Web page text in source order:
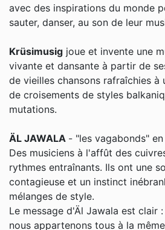
avec des inspirations du monde
sauter, danser, au son de leur
Krüsimusig joue et invente une
vivante et dansante à partir de
de vieilles chansons rafraîchies à
de croisements de styles
mutations.
ÄL JAWALA - "les vagabonds" en
Des musiciens à l'affût des
rythmes entraînants. Ils ont une
contagieuse et un instinct
mélanges de style.
Le message d'Äl Jawala est clair
nous appartenons tous à la